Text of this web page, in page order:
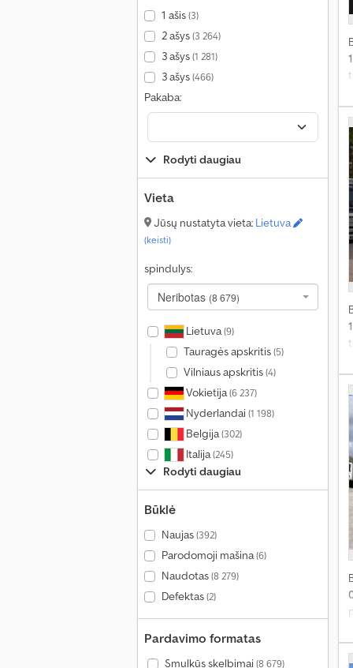
1 ašis(3)
2 ašys(3 264)
3 ašys(1 281)
3 ašys(466)
Pakaba:
Rodyti daugiau
Vieta
Jūsų nustatyta vieta: Lietuva
(keisti)
spindulys:
Neribotas (8 679)
Lietuva(9)
Tauragės apskritis(5)
Vilniaus apskritis(4)
Vokietija(6 237)
Nyderlandai(1 198)
Belgija(302)
Italija(245)
Rodyti daugiau
Būklė
Naujas(392)
Parodomoji mašina(6)
Naudotas(8 279)
Defektas(2)
Pardavimo formatas
Smulkūs skelbimai(8 679)